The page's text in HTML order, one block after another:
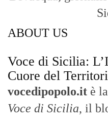
ABOUT US
Voce di Sicilia:
Cuore del
vocedipopolo.it è
Voce di Sicilia, il